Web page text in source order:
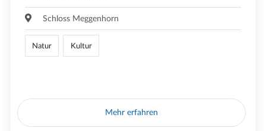
Schloss Meggenhorn
Natur Kultur
Mehr erfahren